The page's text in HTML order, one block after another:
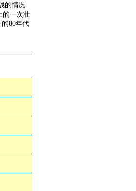
的情况
的一次壮
80年代